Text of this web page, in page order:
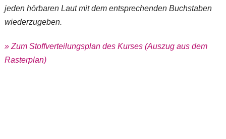
jeden hörbaren Laut mit dem entsprechenden Buchstaben
wiederzugeben.
» Zum Stoffverteilungsplan des Kurses (Auszug aus dem
Rasterplan)